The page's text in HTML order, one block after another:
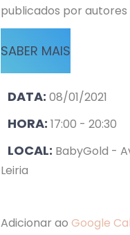
publicados por
SABER MAIS
DATA: 08/01/2021
HORA: 17:00 - 20:30
LOCAL: BabyGold -
Leiria
Adicionar ao Google